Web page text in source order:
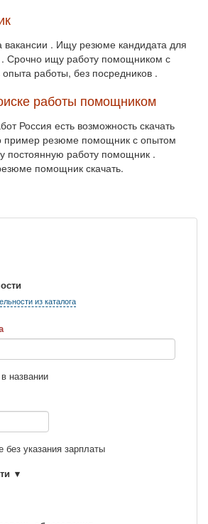
. Ищу резюме кандидата для
Срочно ищу работу помощником с
работы, без посредников .
работы помощником
Россия есть возможность скачать
пример резюме помощник с опытом
постоянную работу помощник .
помощник скачать.
из каталога
названии
указания зарплаты